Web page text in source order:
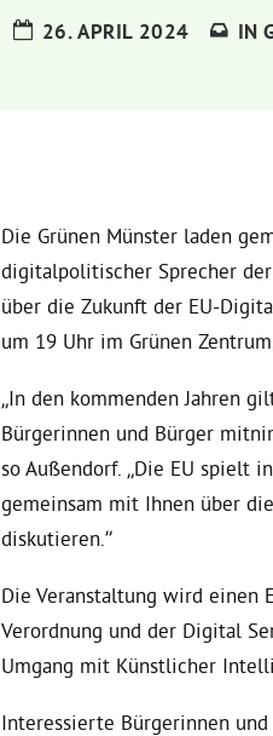
26. APRIL 2024 IN
Die Grünen Münster laden
digitalpolitischer Sprecher
über die Zukunft der EU-
um 19 Uhr im Grünen
„In den kommenden Jahren
Bürgerinnen und Bürger
so Außendorf. „Die EU spielt
gemeinsam mit Ihnen über
diskutieren.”
Die Veranstaltung wird einen
Verordnung und der Digital
Umgang mit Künstlicher
Interessierte Bürgerinnen